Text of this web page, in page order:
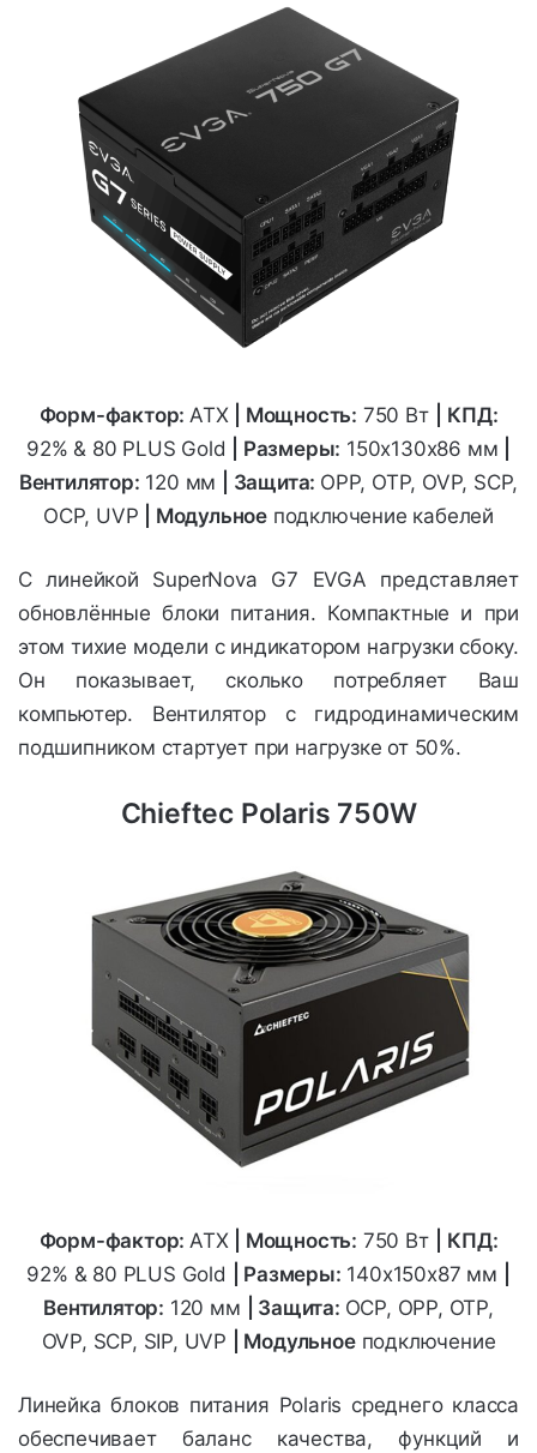
Форм-фактор: ATX Мощность: 750 Вт
КПД:
92% & 80 PLUS Gold
| Размеры: 150x130x86 мм
Вентилятор: 120 мм | Защита: OPP, OTP, OVP, SCP,
OCP, UVP
| Модульное подключение кабелей
С линейкой SuperNova G7 EVGA представляет
обновлённые блоки питания. Компактные и при
этом тихие модели с индикатором нагрузки сбоку.
Он показывает, сколько потребляет Ваш
компьютер. Вентилятор с гидродинамическим
подшипником стартует при нагрузке от 50%.
Chieftec Polaris 750W
Форм-фактор: ATX Мощность: 750 Вт
КПД:
92% & 80 PLUS Gold
| Размеры: 140х150х87 мм
Вентилятор: 120 мм | Защита: OCP, OPP, OTP,
OVP, SCP, SIP, UVP
| Модульноеподключение
Линейка блоков питания Polaris среднего класса
обеспечивает баланс качества, функций и